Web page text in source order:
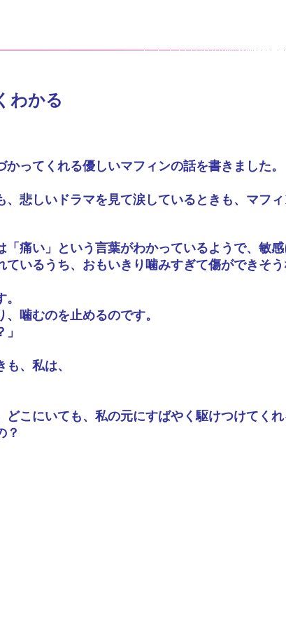
わかる
ってくれる優しいマフィンの話を書きました。
、悲しいドラマを見て涙しているときも、マフ
痛い」という言葉がわかっているようで、敏感
いるうち、おもいきり噛みすぎて傷ができそう
噛むのを止めるのです。
、私は、
こにいても、私の元にすばやく駆けつけてくれ
？